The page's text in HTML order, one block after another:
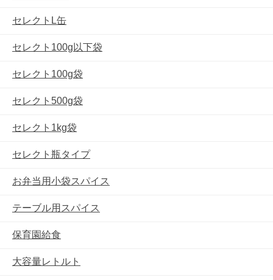
セレクトL缶
セレクト100g以下袋
セレクト100g袋
セレクト500g袋
セレクト1kg袋
セレクト瓶タイプ
お弁当用小袋スパイス
テーブル用スパイス
保育園給食
大容量レトルト